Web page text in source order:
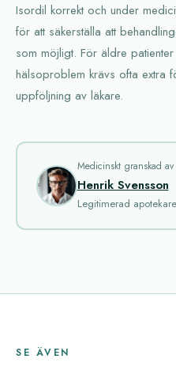
Isordil korrekt och under
för att säkerställa att
som möjligt. För äldre
hälsoproblem krävs ofta extra
uppföljning av läkare.
Medicinskt granskad av
Henrik Svensson
Legitimerad apotekare
SE ÄVEN